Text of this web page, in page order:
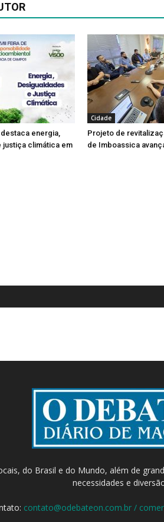
destaca energia,
justiça climática em
Cidade
Projeto de
de Imboassica
do Brasil e do Mundo, além de
necessidades e
contato@odebateon.com.br /